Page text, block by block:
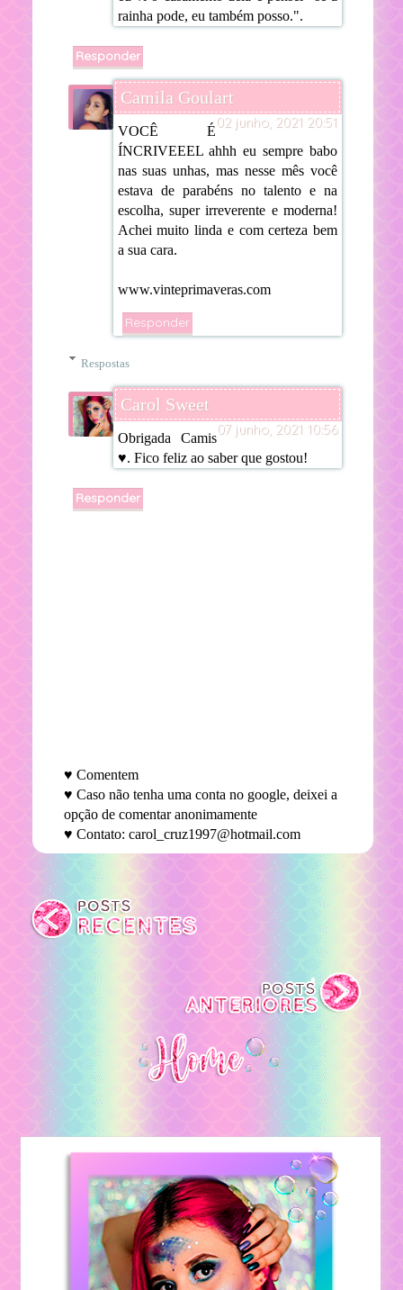
rainha pode, eu também posso.".
Responder
Camila Goulart
02 junho, 2021 20:51
VOCÊ É
ÍNCRIVEEEL ahhh eu sempre babo
nas suas unhas, mas nesse mês você
estava de parabéns no talento e na
escolha, super irreverente e moderna!
Achei muito linda e com certeza bem
a sua cara.
www.vinteprimaveras.com
Responder
Respostas
Carol Sweet
07 junho, 2021 10:56
Obrigada Camis
♥. Fico feliz ao saber que gostou!
Responder
♥ Comentem
♥ Caso não tenha uma conta no google, deixei a
opção de comentar anonimamente
♥ Contato: carol_cruz1997@hotmail.com